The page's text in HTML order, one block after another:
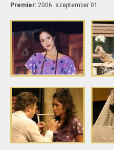
Premier: 2006. szeptember 01.